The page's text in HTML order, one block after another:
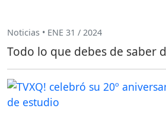
Noticias • ENE 31 / 2024
Todo lo que debes de saber